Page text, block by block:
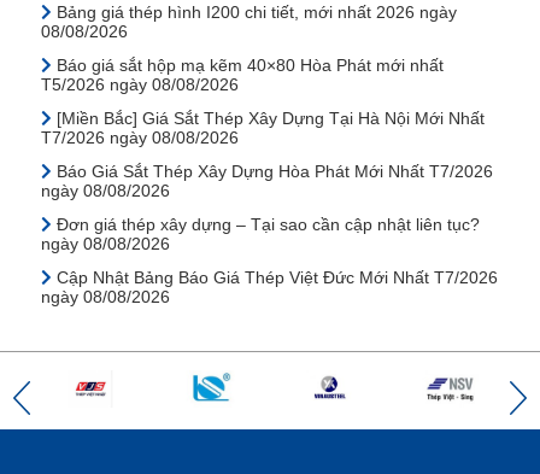
Bảng giá thép hình I200 chi tiết, mới nhất 2026 ngày
08/08/2026
Báo giá sắt hộp mạ kẽm 40×80 Hòa Phát mới nhất
T5/2026 ngày 08/08/2026
[Miền Bắc] Giá Sắt Thép Xây Dựng Tại Hà Nội Mới Nhất
T7/2026 ngày 08/08/2026
Báo Giá Sắt Thép Xây Dựng Hòa Phát Mới Nhất T7/2026
ngày 08/08/2026
Đơn giá thép xây dựng – Tại sao cần cập nhật liên tục?
ngày 08/08/2026
Cập Nhật Bảng Báo Giá Thép Việt Đức Mới Nhất T7/2026
ngày 08/08/2026